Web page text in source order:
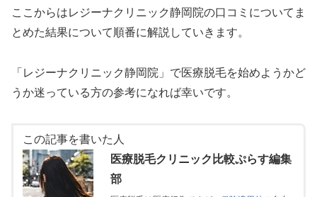
ここからはレジーナクリニック静岡院の口コミについてま
とめた結果について順番に解説していきます。
「レジーナクリニック静岡院」で医療脱毛を始めようかど
うか迷っている方の参考になれば幸いです。
この記事を書いた人
医療脱毛クリニック比較ぷらす編集
部